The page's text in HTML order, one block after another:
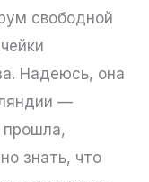
свободной
Надеюсь, она
—
прошла,
знать, что